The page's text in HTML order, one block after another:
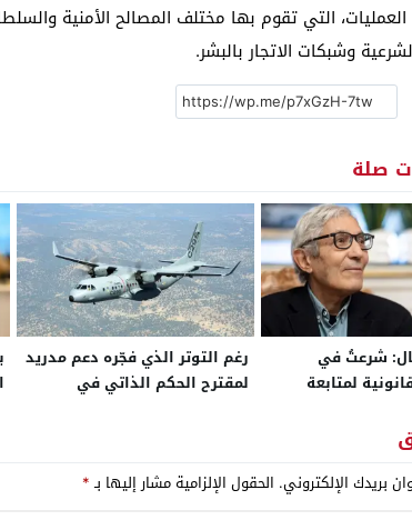
التي تقوم بها مختلف المصالح الأمنية
وشبكات الاتجار بالبشر.
صلة
شرعتُ في
لمتابعة
بذلك عندما كنت
رغم التوتر الذي فجّره دعم مدريد
لمقترح الحكم الذاتي في
بريدك الإلكتروني. الحقول الإلزامية مشار إليها بـ*